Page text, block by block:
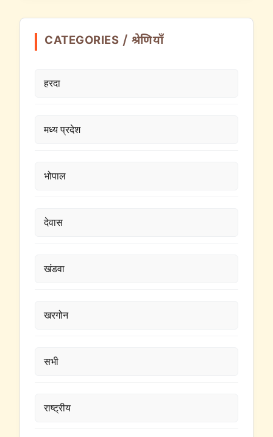
CATEGORIES / श्रेणियाँ
हरदा
मध्य प्रदेश
भोपाल
देवास
खंडवा
खरगोन
सभी
राष्ट्रीय